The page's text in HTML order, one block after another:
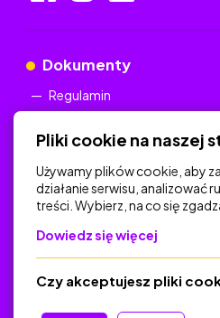
Dokumenty
Regulamin
Na skróty
Polityka Prywatności
Regulamin
O platformie
Pliki cookie na naszej
Używamy plików cookie, aby
działanie serwisu, analizować
treści. Wybierz, na co się
Dowiedz się więcej
Czy akceptujesz pliki